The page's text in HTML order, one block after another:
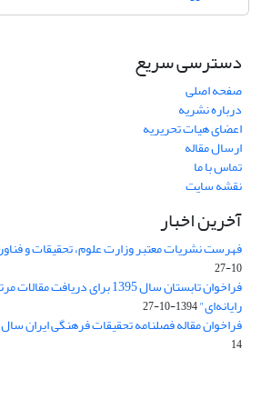
دسترسی سریع
صفحه اصلی
درباره نشریه
اعضای هیات تحریریه
ارسال مقاله
تماس با ما
نقشه سایت
آخرین اخبار
فهرست نشریات معتبر وزارت علوم، تحقیقات و فناوری
10-27
فراخوان تابستان سال 1395 برای
رایانه‌ای"1394-10-27
فراخوان مقاله فصلنامه تحقیقات فرهنگی ایران سال 1394 و 1395
14